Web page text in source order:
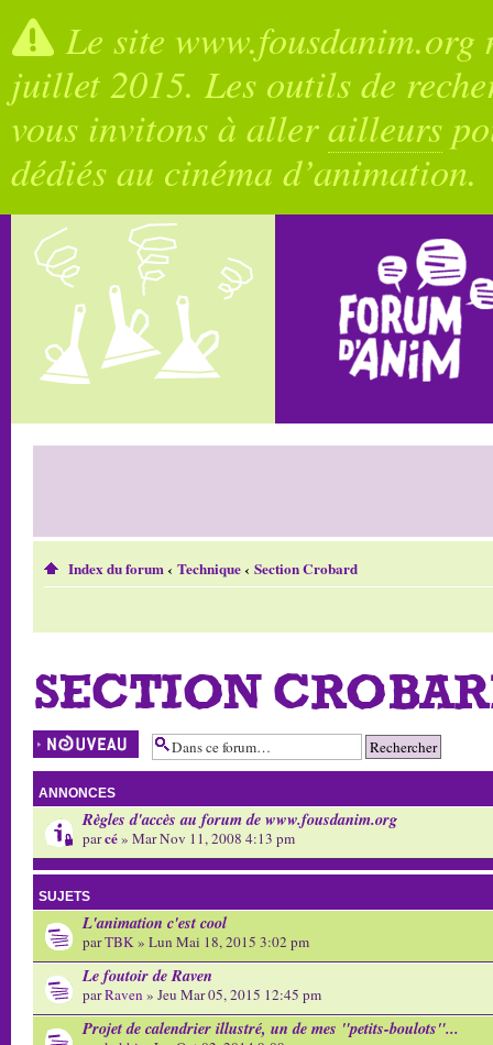
Le site
juillet 2015. Les outils de
vous invitons à allerailleurs
dédiés au cinéma d’animation.
Index du forum‹ Technique‹ Section Crobard
SECTION
Écrire un nouveau
sujet
ANNONCES
Règles d'accès au forum de www.fousdanim.org
parcé» Mar Nov 11, 2008 4:13 pm
SUJETS
L'animation c'est cool
parTBK» Lun Mai 18, 2015 3:02 pm
Le foutoir de Raven
parRaven » Jeu Mar 05, 2015 12:45 pm
Projet de calendrier illustré, un de mes "petits-boulots"...